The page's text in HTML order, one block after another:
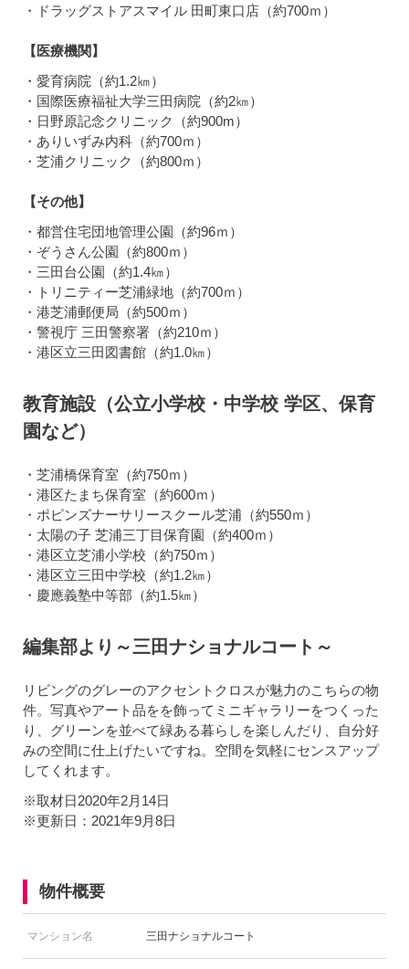
・ドラッグストアスマイル 田町東口店（約700ｍ）
【医療機関】
・愛育病院（約1.2㎞）
・国際医療福祉大学三田病院（約2㎞）
・日野原記念クリニック（約900m）
・ありいずみ内科（約700ｍ）
・芝浦クリニック（約800ｍ）
【その他】
・都営住宅団地管理公園（約96ｍ）
・ぞうさん公園（約800ｍ）
・三田台公園（約1.4㎞）
・トリニティー芝浦緑地（約700ｍ）
・港芝浦郵便局（約500ｍ）
・警視庁 三田警察署（約210ｍ）
・港区立三田図書館（約1.0㎞）
教育施設（公立小学校・中学校 学区、保育
園など）
・芝浦橋保育室（約750ｍ）
・港区たまち保育室（約600ｍ）
・ポピンズナーサリースクール芝浦（約550ｍ）
・太陽の子 芝浦三丁目保育園（約400ｍ）
・港区立芝浦小学校（約750ｍ）
・港区立三田中学校（約1.2㎞）
・慶應義塾中等部（約1.5㎞）
編集部より～三田ナショナルコート～
リビングのグレーのアクセントクロスが魅力のこちらの物
件。写真やアート品をを飾ってミニギャラリーをつくった
り、グリーンを並べて緑ある暮らしを楽しんだり、自分好
みの空間に仕上げたいですね。空間を気軽にセンスアップ
してくれます。
※取材日2020年2月14日
※更新日：2021年9月8日
物件概要
マンション名 三田ナショナルコート